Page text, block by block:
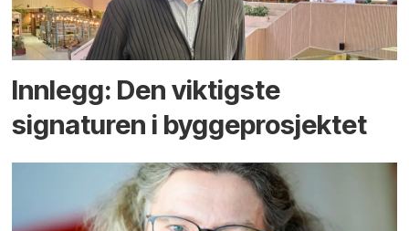
Innlegg: Den viktigste
signaturen i bygge­­prosjektet